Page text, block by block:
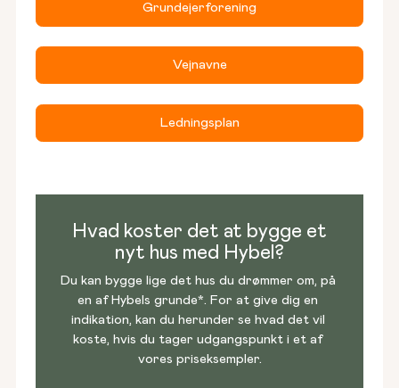
Grundejerforening
Vejnavne
Ledningsplan
Hvad koster det at bygge et
nyt hus med Hybel?
Du kan bygge lige det hus du drømmer om, på
en af Hybels grunde*. For at give dig en
indikation, kan du herunder se hvad det vil
koste, hvis du tager udgangspunkt i et af
vores priseksempler.